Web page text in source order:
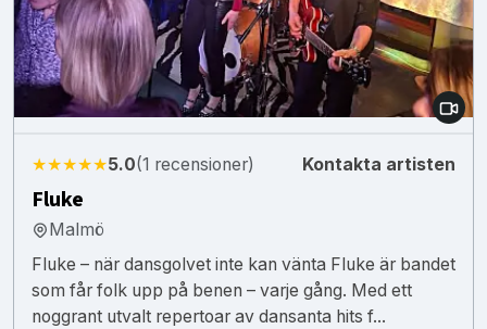
★★★★★5.0(1 recensioner) Kontakta artisten
Fluke
Malmö
Fluke – när dansgolvet inte kan vänta Fluke är bandet
som får folk upp på benen – varje gång. Med ett
noggrant utvalt repertoar av dansanta hits f...